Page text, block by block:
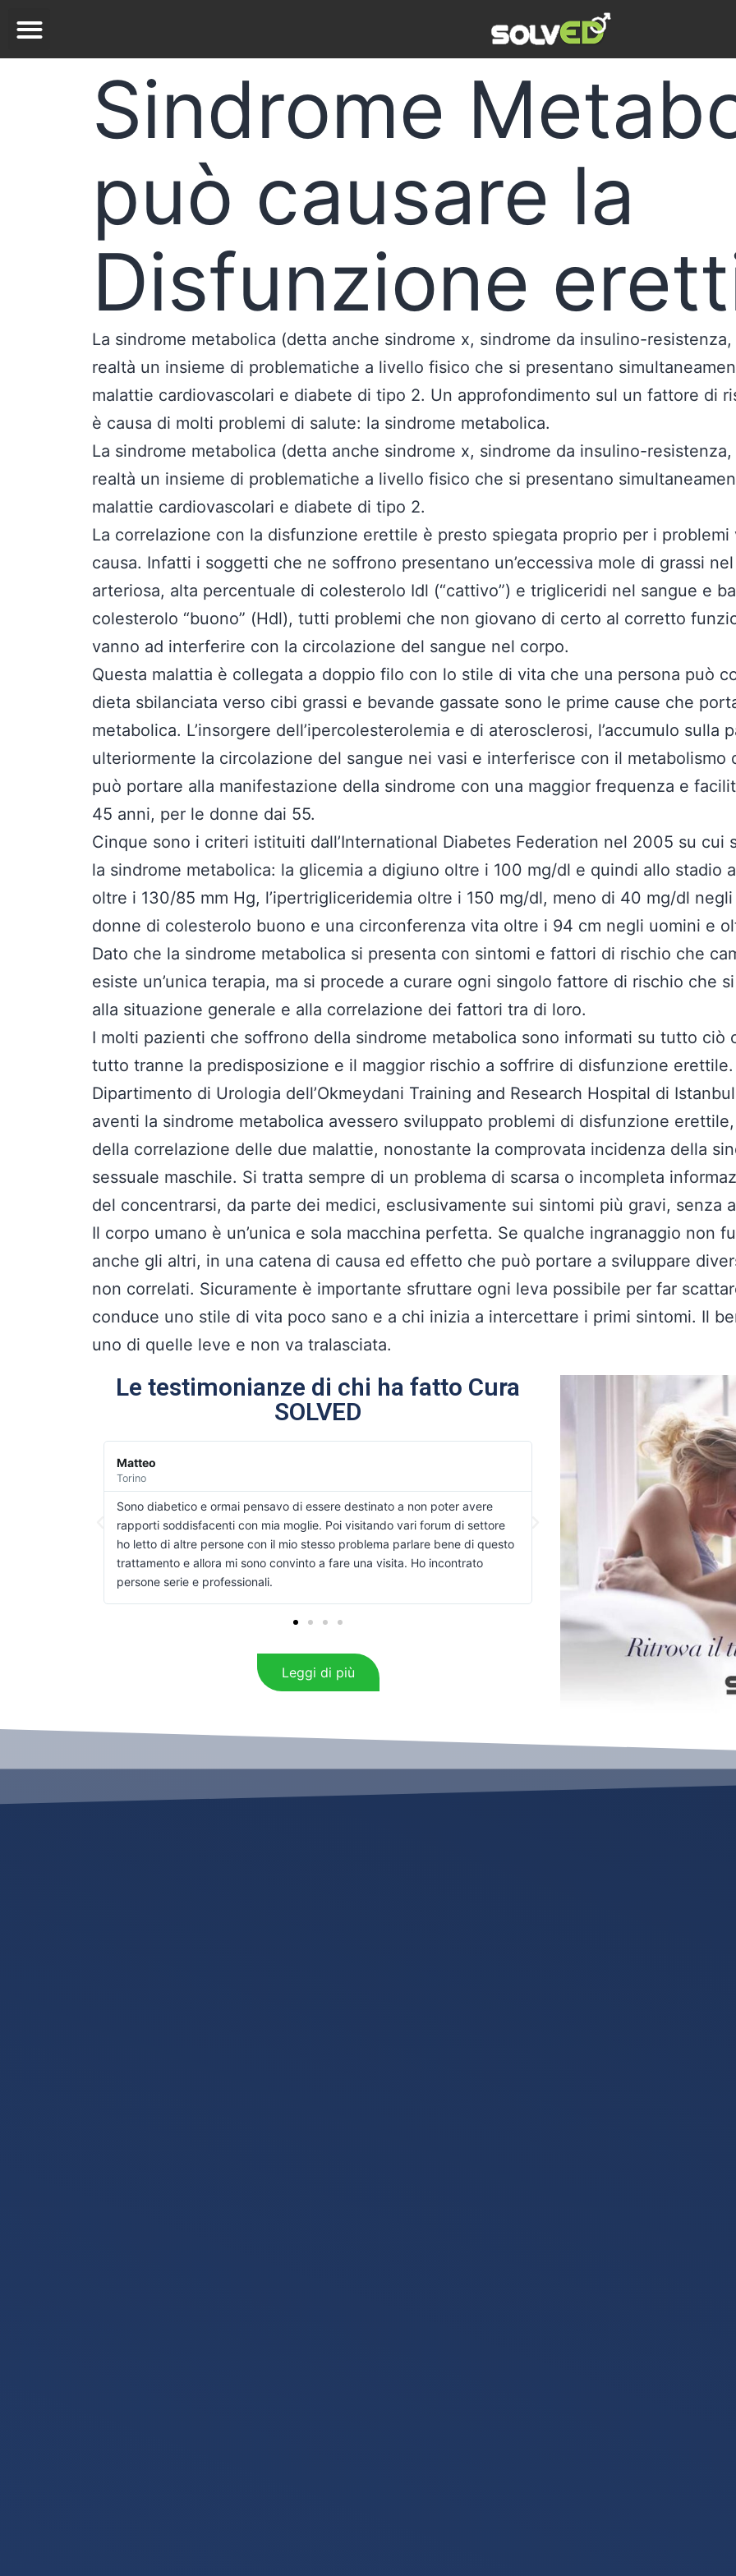
Sindrome
può causare la
Disfunzione
La sindrome metabolica (detta anche sindrome x, sindrome da insulino-
realtà un insieme di problematiche a livello fisico che si presentano
malattie cardiovascolari e diabete di tipo 2. Un approfondimento sul un fattore di
è causa di molti problemi di salute: la sindrome metabolica.
La sindrome metabolica (detta anche sindrome x, sindrome da insulino-
realtà un insieme di problematiche a livello fisico che si presentano
malattie cardiovascolari e diabete di tipo 2.
La correlazione con la disfunzione erettile è presto spiegata proprio per i
causa. Infatti i soggetti che ne soffrono presentano un’eccessiva mole di grassi
arteriosa, alta percentuale di colesterolo Idl (“cattivo”) e trigliceridi nel sangue e
colesterolo “buono” (Hdl), tutti problemi che non giovano di certo al corretto
vanno ad interferire con la circolazione del sangue nel corpo.
Questa malattia è collegata a doppio filo con lo stile di vita che una persona può
dieta sbilanciata verso cibi grassi e bevande gassate sono le prime cause che
metabolica. L’insorgere dell’ipercolesterolemia e di aterosclerosi, l’accumulo sulla
ulteriormente la circolazione del sangue nei vasi e interferisce con il metabolismo
può portare alla manifestazione della sindrome con una maggior frequenza e
45 anni, per le donne dai 55.
Cinque sono i criteri istituiti dall’International Diabetes Federation nel 2005 su cui
la sindrome metabolica: la glicemia a digiuno oltre i 100 mg/dl e quindi allo stadio
oltre i 130/85 mm Hg, l’ipertrigliceridemia oltre i 150 mg/dl, meno di 40 mg/dl
donne di colesterolo buono e una circonferenza vita oltre i 94 cm negli uomini e
Dato che la sindrome metabolica si presenta con sintomi e fattori di rischio che
esiste un’unica terapia, ma si procede a curare ogni singolo fattore di rischio che
alla situazione generale e alla correlazione dei fattori tra di loro.
I molti pazienti che soffrono della sindrome metabolica sono informati su tutto ciò
tutto tranne la predisposizione e il maggior rischio a soffrire di disfunzione
Dipartimento di Urologia dell’Okmeydani Training and Research Hospital di
aventi la sindrome metabolica avessero sviluppato problemi di disfunzione
della correlazione delle due malattie, nonostante la comprovata incidenza della
sessuale maschile. Si tratta sempre di un problema di scarsa o incompleta
del concentrarsi, da parte dei medici, esclusivamente sui sintomi più gravi, senza
Il corpo umano è un’unica e sola macchina perfetta. Se qualche ingranaggio non
anche gli altri, in una catena di causa ed effetto che può portare a sviluppare
non correlati. Sicuramente è importante sfruttare ogni leva possibile per far
conduce uno stile di vita poco sano e a chi inizia a intercettare i primi sintomi. Il
uno di quelle leve e non va tralasciata.
Le testimonianze di chi ha fatto Cura
SOLVED
Massimo
Bologna
La paura di sprecare altro tempo e soldi mi avevano fatto perdere la voglia
di risolvere il mio problema. Non nascondo che quando ho iniziato il
trattamento ero ancora un po’ preoccupato anche se l’andrologo del
centro SolvED mi aveva prospettato con molta sicurezza e serenità che
avrei avuto dei miglioramenti, come poi è stato.
Roma
- Viaggio spesso all’estero e
problemi di erezione.
Italia ho voluto subito provarle
Leggi di più